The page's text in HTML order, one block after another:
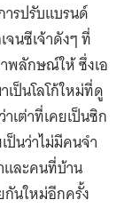
ารปรับแบรนด์
จนซีเจ้าดังๆ ที่
พลักษณ์ให้ ซึ่งเอ
เป็นโลโก้ใหม่ที่ดู
เต่าที่เคยเป็นซิก
ป็นว่าไม่มีคนจำ
และคนที่บ้าน
นใหม่อีกครั้ง